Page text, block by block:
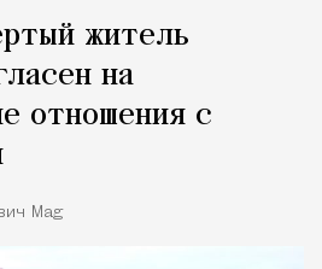
житель
на
отношения с
Mag